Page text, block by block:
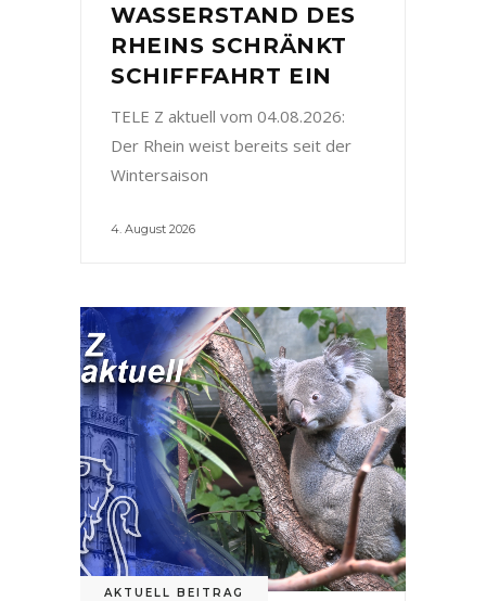
WASSERSTAND DES
RHEINS SCHRÄNKT
SCHIFFFAHRT EIN
TELE Z aktuell vom 04.08.2026:
Der Rhein weist bereits seit der
Wintersaison
4. August 2026
AKTUELL BEITRAG